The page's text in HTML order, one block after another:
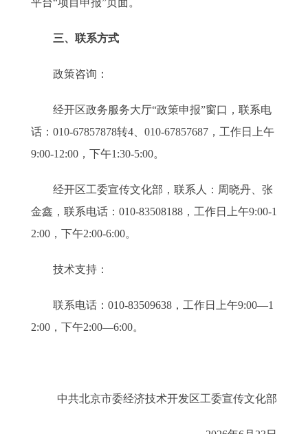
平台“项目申报”页面。
三、联系方式
政策咨询：
经开区政务服务大厅“政策申报”窗口，联系电
话：010-67857878转4、010-67857687，工作日上午
9:00-12:00，下午1:30-5:00。
经开区工委宣传文化部，联系人：周晓丹、张
金鑫，联系电话：010-83508188，工作日上午9:00-1
2:00，下午2:00-6:00。
技术支持：
联系电话：010-83509638，工作日上午9:00—1
2:00，下午2:00—6:00。
中共北京市委经济技术开发区工委宣传文化部